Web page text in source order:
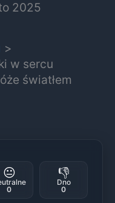
w sercu
światłem
😐
0
👎
Dno
0